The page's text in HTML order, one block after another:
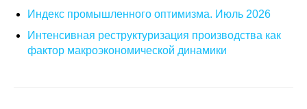
Индекс промышленного оптимизма. Июль 2026
Интенсивная реструктуризация производства как
фактор макроэкономической динамики